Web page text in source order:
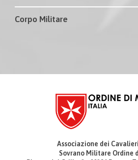
Corpo Militare
Associazione dei
Sovrano Militare Ordine